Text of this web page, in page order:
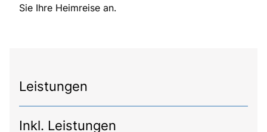
Sie Ihre Heimreise an.
Leistungen
Inkl. Leistungen